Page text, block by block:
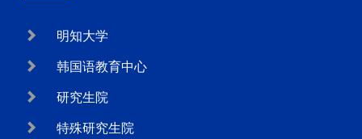
明知大学
韩国语教育中心
研究生院
特殊研究生院